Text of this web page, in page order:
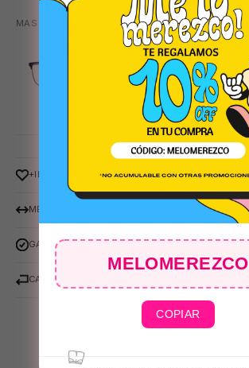
MAS COLORES DISPONIBLES:TRANSPARENTE
+INFO
MEDIDAS
GARANTIA YORK EYEWEAR
CAMBIOS Y DEVOLUCIONES
MELOMEREZCO
COPIAR
🩳